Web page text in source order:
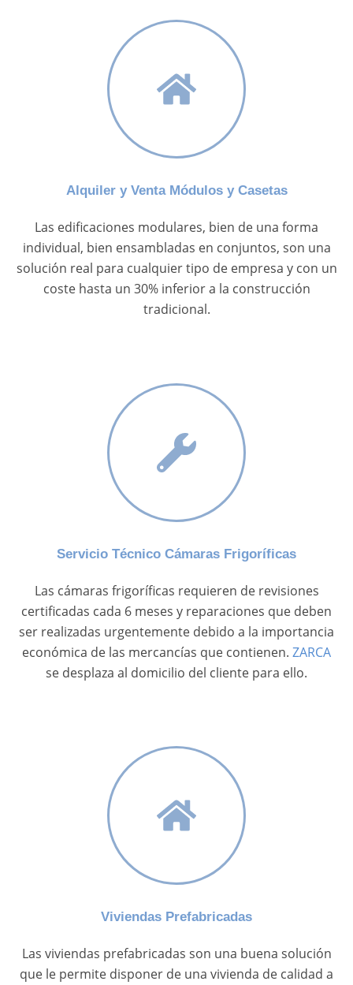
Alquiler y Venta Módulos y Casetas
Las edificaciones modulares, bien de una forma
individual, bien ensambladas en conjuntos, son una
solución real para cualquier tipo de empresa y con un
coste hasta un 30% inferior a la construcción
tradicional.
Servicio Técnico Cámaras Frigoríficas
Las cámaras frigoríficas requieren de revisiones
certificadas cada 6 meses y reparaciones que deben
ser realizadas urgentemente debido a la importancia
económica de las mercancías que contienen. ZARCA
se desplaza al domicilio del cliente para ello.
Viviendas Prefabricadas
Las viviendas prefabricadas son una buena solución
que le permite disponer de una vivienda de calidad a